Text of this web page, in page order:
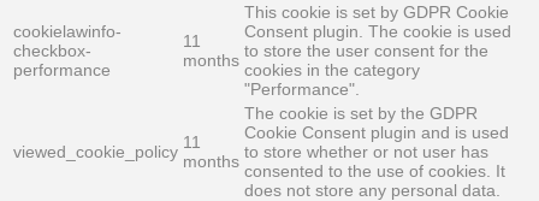
cookielawinfo-
checkbox-
performance
11
months
This cookie is set by GDPR Cookie
Consent plugin. The cookie is used
to store the user consent for the
cookies in the category
"Performance".
viewed_cookie_policy 11
months
The cookie is set by the GDPR
Cookie Consent plugin and is used
to store whether or not user has
consented to the use of cookies. It
does not store any personal data.